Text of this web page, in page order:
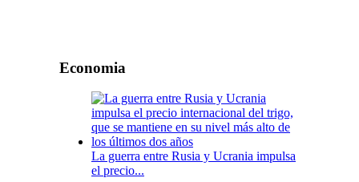
Economia
La guerra entre Rusia y Ucrania impulsa
el precio...